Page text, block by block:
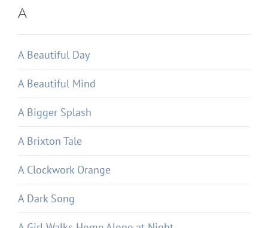
A
A Beautiful Day
A Beautiful Mind
A Bigger Splash
A Brixton Tale
A Clockwork Orange
A Dark Song